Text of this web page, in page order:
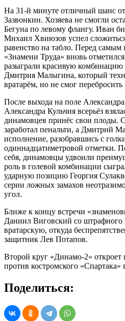
На 31-й минуте отличный шанс
Зазвонкин. Хозяева не смогли
Бегуна по левому флангу. Иван
Михаил Хвиюзов успел
равенство на табло. Перед
«Знамени Труда» вновь
разыграли красивую комбинацию
Дмитрия Малыгина, который
вратарём, но не смог
После выхода на поле
Александра Кульчия всерьёз
динамовцев принёс свои плоды.
заработал пенальти, а Дмитрий
исполнение, разобравшись с
одиннадцатиметровой отметки.
себя, динамовцы удвоили
роль в голевой комбинации
ударную позицию Георгия
серии ложных замахов
угол.
Ближе к концу встречи
Даниил Виговский со штрафного
вратарскую, откуда
защитник Лев Потапов.
Второй круг «Динамо-2» откроет
против костромского «Спартака»
Поделиться: